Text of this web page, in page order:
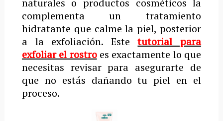
naturales o productos cosméticos la
complementa un tratamiento
hidratante que calme la piel, posterior
a la exfoliación. Estetutorial para
exfoliar el rostroes exactamente lo que
necesitas revisar para asegurarte de
que no estás dañando tu piel en el
proceso.